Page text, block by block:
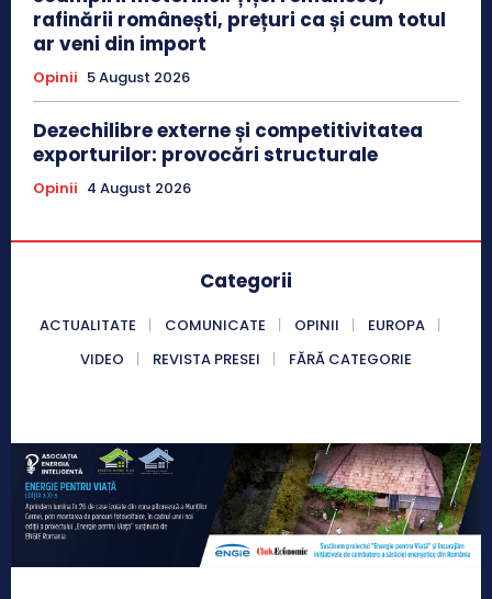
rafinării românești, prețuri ca și cum totul
ar veni din import
Opinii 5 August 2026
Dezechilibre externe și competitivitatea
exporturilor: provocări structurale
Opinii 4 August 2026
Categorii
ACTUALITATE COMUNICATE OPINII
EUROPA
VIDEO
REVISTA PRESEI FĂRĂ CATEGORIE